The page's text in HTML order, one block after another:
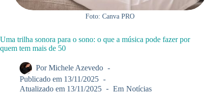
Foto: Canva PRO
Uma trilha sonora para o sono: o que a música pode fazer por
quem tem mais de 50
Por Michele Azevedo
Publicado em 13/11/2025
Atualizado em 13/11/2025 Em Notícias